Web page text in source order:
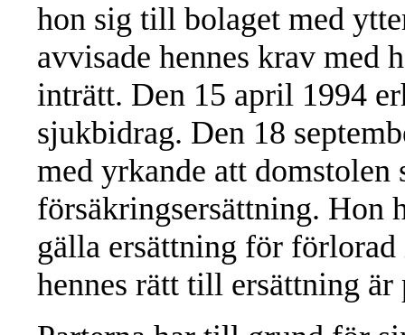
hon sig till bolaget med
avvisade hennes krav
inträtt. Den 15 april 1994
sjukbidrag. Den 18
med yrkande att
försäkringsersättning. Hon
gälla ersättning för
hennes rätt till ersättning är